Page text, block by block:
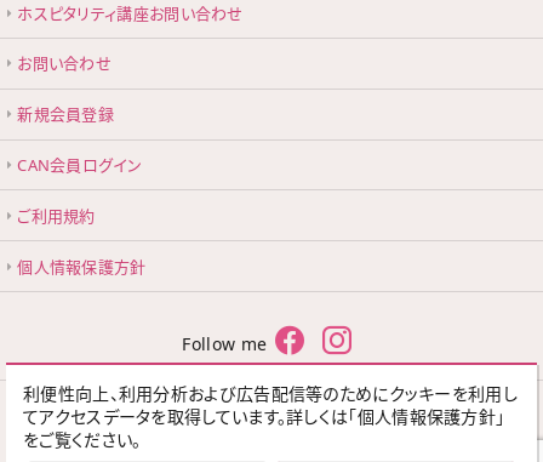
ホスピタリティ講座お問い合わせ
お問い合わせ
新規会員登録
CAN会員ログイン
ご利用規約
個人情報保護方針
Follow me
Share me
利便性向上、利用分析および広告配信等のためにクッキーを利用し
てアクセスデータを取得しています。詳しくは「個人情報保護方針」
をご覧ください。